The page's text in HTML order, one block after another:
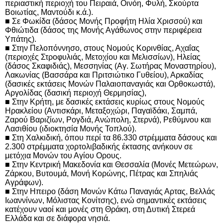
περιαστική περιοχή του Πειραιά, Οινόη, Φυλή, Σκούρτα
Βοιωτίας, Μαντούδι κ.ά.).
■ Σε Φωκίδα (δάσος Μονής Προφήτη Ηλία Χρισσού) και
Φθιώτιδα (δάσος της Μονής Αγάθωνος στην περιφέρεια
Υπάτης).
■ Στην Πελοπόννησο, στους Νομούς Κορινθίας, Αχαΐας
(περιοχές Στροφυλιάς, Μετοχίου και Μελισσίων), Ηλείας
(δάσος Σκαφιδιάς), Μεσσηνίας (Αγ. Σωτήρας Μοναστηρίου),
Λακωνίας (Βασσάρα και Πριτσιώτικο Γυθείου), Αρκαδίας
(δασικές εκτάσεις Μονών Παλαιοπαναγιάς και Ορθοκωστά),
Αργολίδας (δασική περιοχή Θερμησίας),
■ Στην Κρήτη, με δασικές εκτάσεις κυρίως στους Νομούς
Ηρακλείου (Αντισκάρι, Μεταξοχώρι, Παγαϊδάκι, Σαμπά,
Ζαρού Βαριζίων, Ρογδιά, Ανώπολη, Στερνά), Ρεθύμνου και
Λασιθίου (ιδιοκτησία Μονής Τοπλού).
■ Στη Χαλκιδική, όπου περί τα 86.330 στρέμματα δάσους και
2.300 στρέμματα χορτολιβαδικής έκτασης ανήκουν σε
μετόχια Μονών του Αγίου Ορους.
■ Στην Κεντρική Μακεδονία και Θεσσαλία (Μονές Μετεώρων,
Ζάρκου, Βυτουμά, Μονή Κορώνης, Πέτρας και Σπηλιάς
Αγράφων).
■ Στην Ηπειρο (δάση Μονών Κάτω Παναγιάς Αρτας, Βελλάς
Ιωαννίνων, Μόλιστας Κονίτσης), ενώ σημαντικές εκτάσεις
κατέχουν ναοί και μονές στη Θράκη, στη Δυτική Στερεά
Ελλάδα και σε διάφορα νησιά.